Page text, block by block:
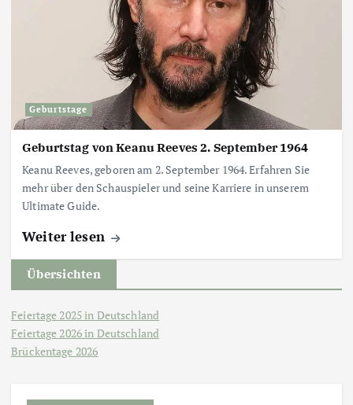
Geburtstage
Geburtstag von Keanu Reeves 2. September 1964
Keanu Reeves, geboren am 2. September 1964. Erfahren Sie
mehr über den Schauspieler und seine Karriere in unserem
Ultimate Guide.
Weiter lesen
Übersichten
Feiertage 2025 in Deutschland
Feiertage 2026 in Deutschland
Brückentage 2026